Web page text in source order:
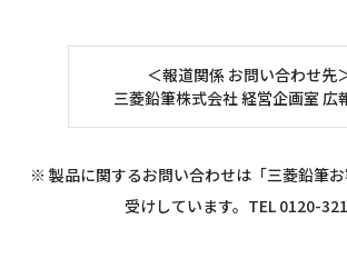
＜報道関係 お問い合わせ先
三菱鉛筆株式会社 経営企画室 広
※ 製品に関するお問い合わせは「三菱鉛筆
受けしています。TEL 0120-